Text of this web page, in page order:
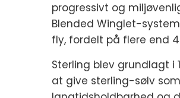
progressivt og
Blended Winglet-
fly, fordelt på flere end
Sterling blev grundlagt i
at give sterling-sølv